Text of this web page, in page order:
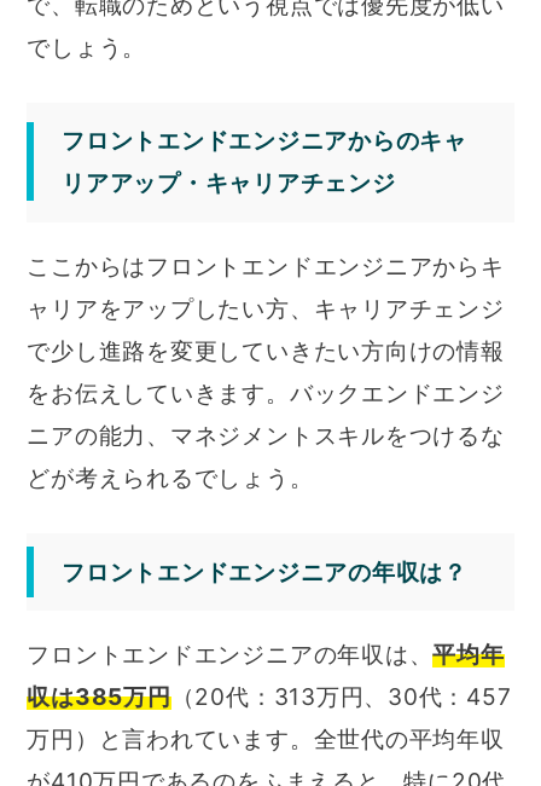
でしょう。
フロントエンドエンジニアからのキャ
リアアップ・キャリアチェンジ
ここからはフロントエンドエンジニアからキ
ャリアをアップしたい方、キャリアチェンジ
で少し進路を変更していきたい方向けの情報
をお伝えしていきます。バックエンドエンジ
ニアの能力、マネジメントスキルをつけるな
どが考えられるでしょう。
フロントエンドエンジニアの年収は？
フロントエンドエンジニアの年収は、平均年
収は385万円（20代：313万円、30代：457
万円）と言われています。全世代の平均年収